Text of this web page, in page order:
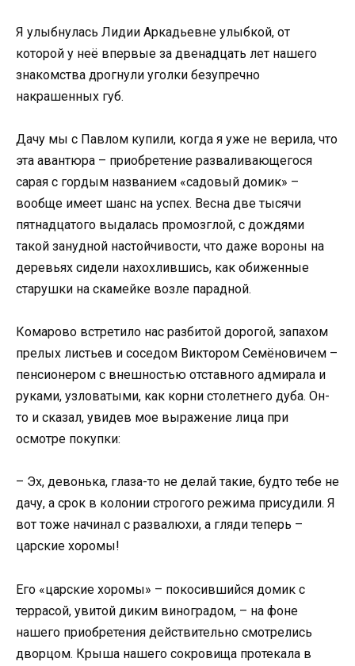
Я улыбнулась Лидии Аркадьевне улыбкой, от
которой у неё впервые за двенадцать лет нашего
знакомства дрогнули уголки безупречно
накрашенных губ.
Дачу мы с Павлом купили, когда я уже не верила, что
эта авантюра – приобретение разваливающегося
сарая с гордым названием «садовый домик» –
вообще имеет шанс на успех. Весна две тысячи
пятнадцатого выдалась промозглой, с дождями
такой занудной настойчивости, что даже вороны на
деревьях сидели нахохлившись, как обиженные
старушки на скамейке возле парадной.
Комарово встретило нас разбитой дорогой, запахом
прелых листьев и соседом Виктором Семёновичем –
пенсионером с внешностью отставного адмирала и
руками, узловатыми, как корни столетнего дуба. Он-
то и сказал, увидев мое выражение лица при
осмотре покупки:
– Эх, девонька, глаза-то не делай такие, будто тебе не
дачу, а срок в колонии строгого режима присудили. Я
вот тоже начинал с развалюхи, а гляди теперь –
царские хоромы!
Его «царские хоромы» – покосившийся домик с
террасой, увитой диким виноградом, – на фоне
нашего приобретения действительно смотрелись
дворцом. Крыша нашего сокровища протекала в